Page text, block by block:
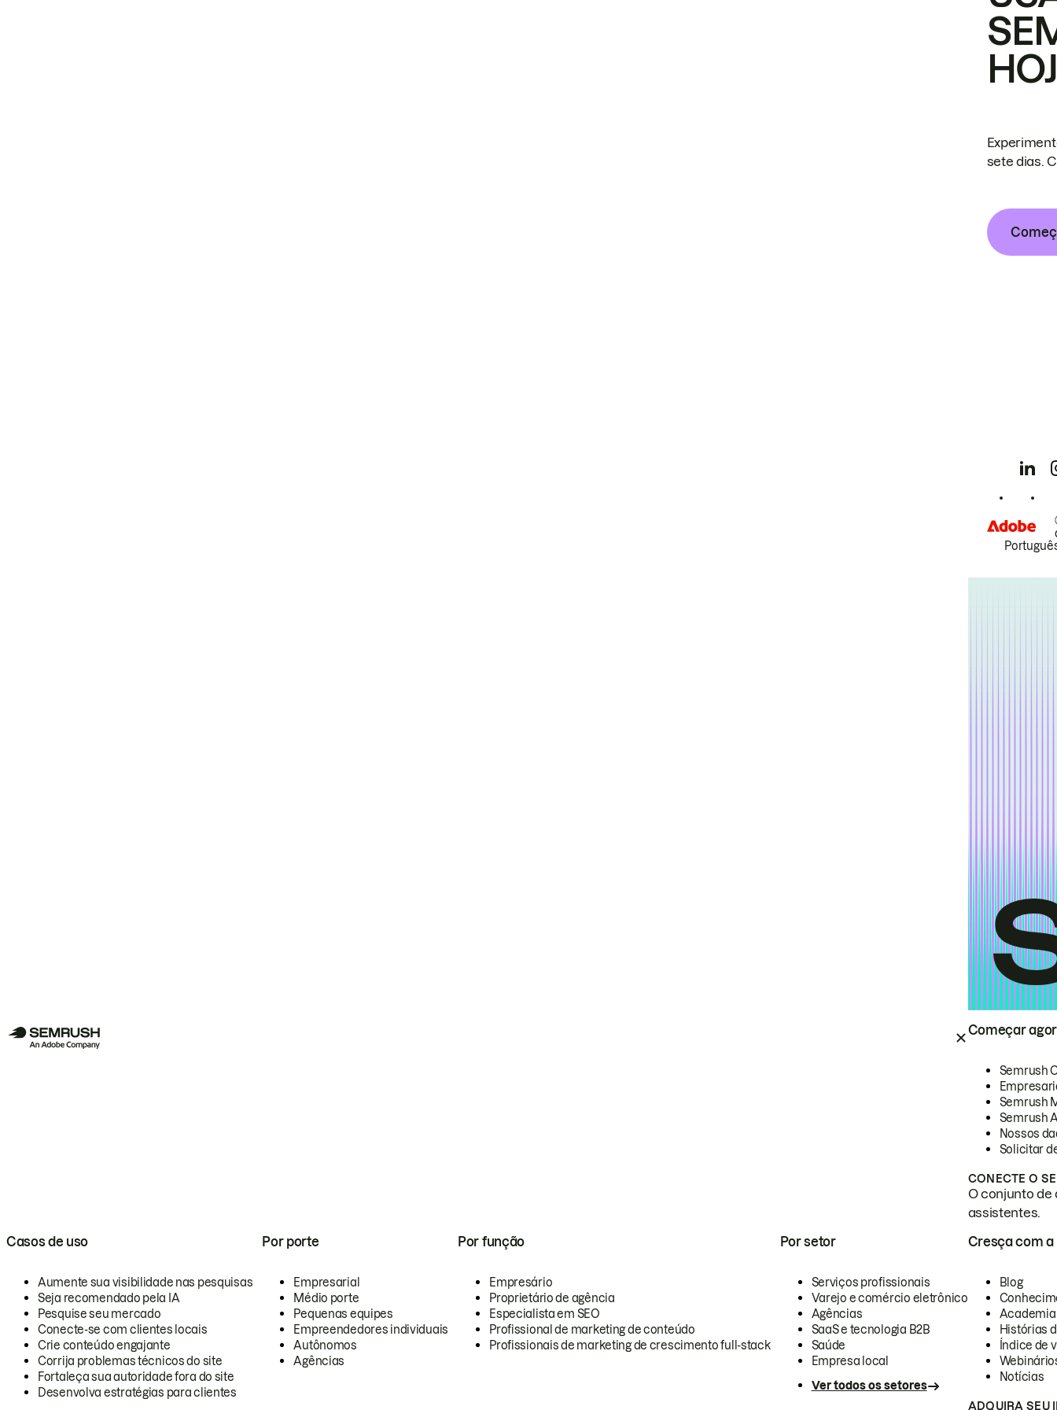
Começar
Semrush
Semrush
Semrush
Nossos
Solicitar
CONECTE O
O conjunto de
assistentes.
Casos de uso
Aumente sua visibilidade nas pesquisas
Seja recomendado pela IA
Pesquise seu mercado
Conecte-se com clientes locais
Crie conteúdo engajante
Corrija problemas técnicos do site
Fortaleça sua autoridade fora do site
Desenvolva estratégias para clientes
Por porte
Empresarial
Médio porte
Pequenas equipes
Empreendedores individuais
Autônomos
Agências
Por função
Empresário
Proprietário de agência
Especialista em SEO
Profissional de marketing de conteúdo
Profissionais de marketing de crescimento full-stack
Por setor
Serviços profissionais
Varejo e comércio eletrônico
Agências
SaaS e tecnologia B2B
Saúde
Empresa local
Ver todos os setores
Cresça com a
Blog
Academia
Histórias
Índice de
Notícias
ADQUIRA SEU
sete dias.